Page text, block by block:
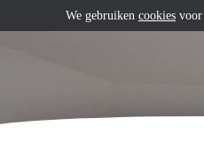
We gebruiken cookies voor